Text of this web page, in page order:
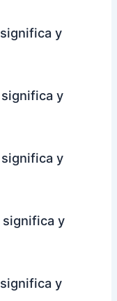
y
y
y
significa y
y